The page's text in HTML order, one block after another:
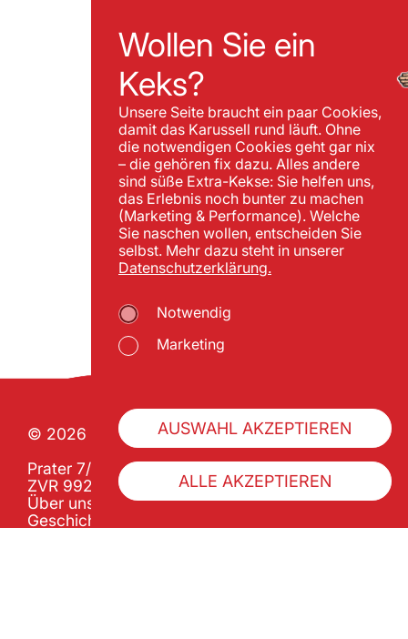
Wollen Sie ein
Keks?
Unsere Seite braucht ein paar Cookies,
damit das Karussell rund läuft. Ohne
die notwendigen Cookies geht gar nix
– die gehören fix dazu. Alles andere
sind süße Extra-Kekse: Sie helfen uns,
das Erlebnis noch bunter zu machen
(Marketing & Performance). Welche
Sie naschen wollen, entscheiden Sie
selbst. Mehr dazu steht in unserer
Datenschutzerklärung.
Notwendig
Marketing
AUSWAHL AKZEPTIEREN
ALLE AKZEPTIEREN
© 2026 Wiener Praterverband
Prater 7/1 | A-1020 Wien
ZVR 992341133
Über uns
Geschichte